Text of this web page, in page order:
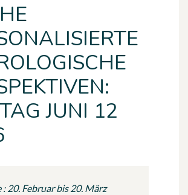
JUNI 12
: 20. Februar bis 20. März